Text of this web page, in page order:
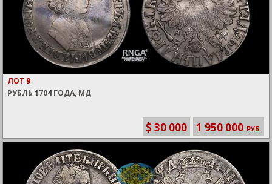
ЛОТ 9
РУБЛЬ 1704 ГОДА, МД
30 000 1 950 000 РУБ.